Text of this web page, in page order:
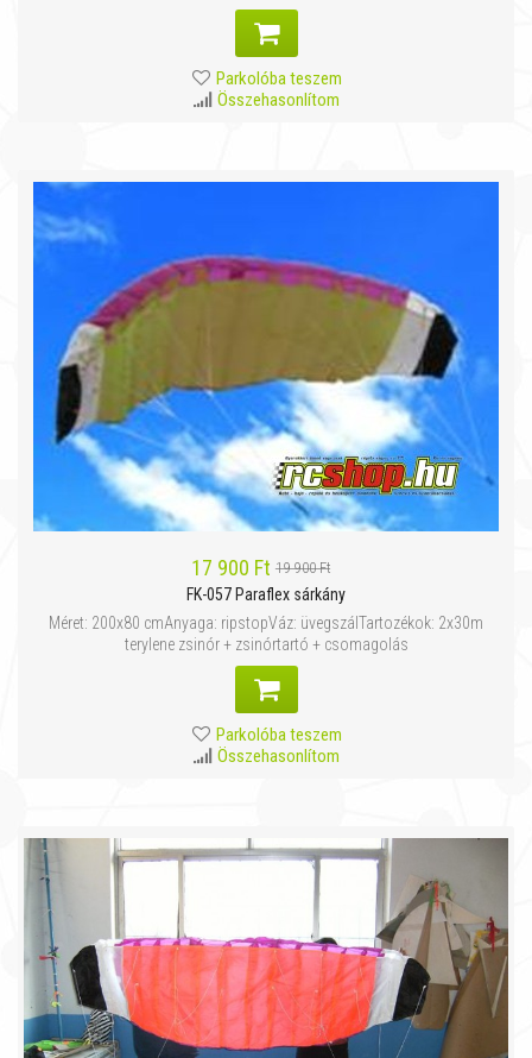
Parkolóba teszem
Összehasonlítom
17 900 Ft 19 900 Ft
FK-057 Paraflex sárkány
Méret: 200x80 cmAnyaga: ripstopVáz: üvegszálTartozékok: 2x30m
terylene zsinór + zsinórtartó + csomagolás
Parkolóba teszem
Összehasonlítom